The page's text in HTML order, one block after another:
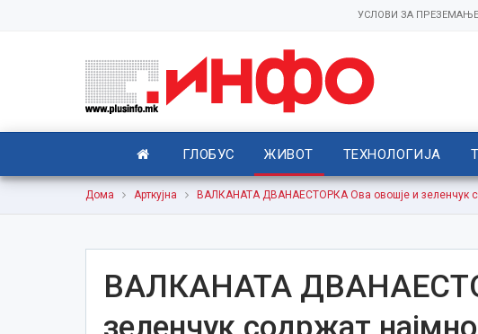
УСЛОВИ ЗА
ГЛОБУС ЖИВОТ ТЕХНОЛОГИЈА
Дома Арткујна ВАЛКАНАТА ДВАНАЕСТОРКА Ова овошје и зеленчук
ВАЛКАНАТА